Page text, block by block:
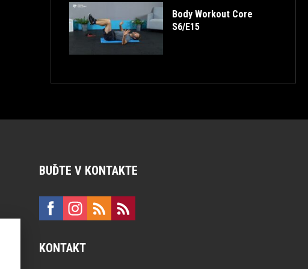
Body Workout Core
S6/E15
BUĎTE V KONTAKTE
KONTAKT